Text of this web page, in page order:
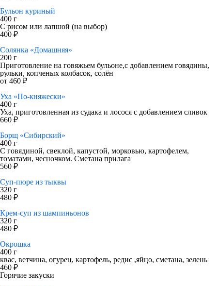
Бульон куриный
400 г
С рисом или лапшой (на выбор)
400 ₽
Солянка «Домашняя»
200 г
Приготовление на говяжьем бульоне,с добавлением говядины,
рульки, копченых колбасок, солён
от 460 ₽
Уха «По-княжески»
400 г
Уха, приготовленная из судака и лосося с добавлением сливок
660 ₽
Борщ «Сибирский»
400 г
С говядиной, свеклой, капустой, морковью, картофелем,
томатами, чесночком. Сметана прилага
560 ₽
Суп-пюре из тыквы
320 г
480 ₽
Крем-суп из шампиньонов
320 г
480 ₽
Окрошка
400 г
квас, ветчина, огурец, картофель, редис ,яйцо, сметана, зелень
460 ₽
Горячие закуски